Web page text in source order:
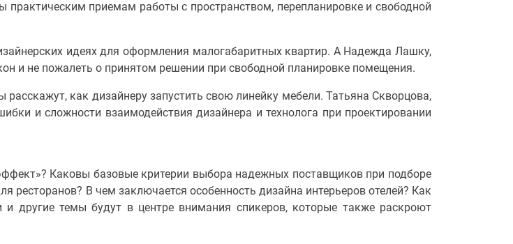
практическим приемам работы с пространством, перепланировке и свободной
идеях для оформления малогабаритных квартир. А Надежда Лашку,
и не пожалеть о принятом решении при свободной планировке помещения.
как дизайнеру запустить свою линейку мебели. Татьяна Скворцова,
и сложности взаимодействия дизайнера и технолога при проектировании
Каковы базовые критерии выбора надежных поставщиков при подборе
ресторанов? В чем заключается особенность дизайна интерьеров отелей? Как
другие темы будут в центре внимания спикеров, которые также раскроют